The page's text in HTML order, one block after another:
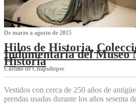
De marzo a agosto de 2015
Hilos de Historia,
Indumentaria del Museo
Historia
Castillo de Chapultepec
Vestidos con cerca de 250 años de
prendas usadas durante los años sesenta